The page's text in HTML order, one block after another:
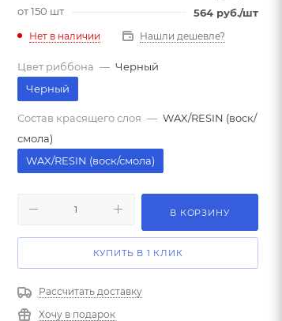
от 150 шт
564 руб./шт
Нет в наличии Нашли дешевле?
Цвет риббона — Черный
Черный
Состав красящего слоя — WAX/RESIN (воск/
смола)
WAX/RESIN (воск/смола)
В КОРЗИНУ
КУПИТЬ В 1 КЛИК
Рассчитать доставку
Хочу в подарок